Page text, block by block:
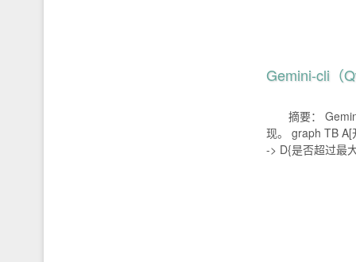
Gemini-cli（
摘要：
现。 graph TB
-> D{是否超过最